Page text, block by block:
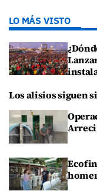
LO MÁS VISTO
Los alisios siguen